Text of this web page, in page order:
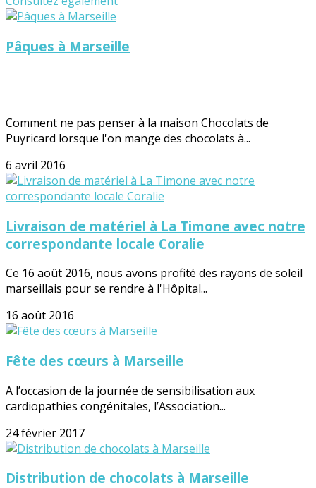
Pâques à Marseille
Comment ne pas penser à la maison Chocolats de
Puyricard lorsque l'on mange des chocolats à...
6 avril 2016
Livraison de matériel à La Timone avec notre
correspondante locale Coralie
Ce 16 août 2016, nous avons profité des rayons de soleil
marseillais pour se rendre à l'Hôpital...
16 août 2016
Fête des cœurs à Marseille
A l’occasion de la journée de sensibilisation aux
cardiopathies congénitales, l’Association...
24 février 2017
Distribution de chocolats à Marseille